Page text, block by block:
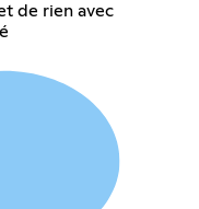
de rien avec